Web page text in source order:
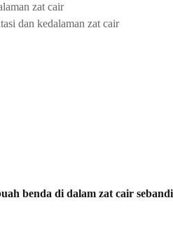
zat cair
dan kedalaman zat cair
benda di dalam zat cair